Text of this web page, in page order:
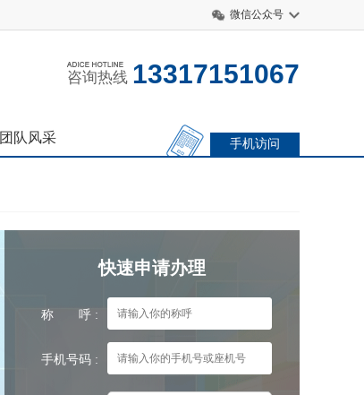
微信公众号
咨询热线 13317151067
团队风采 手机访问
快速申请办理
称 呼 :
手机号码 :